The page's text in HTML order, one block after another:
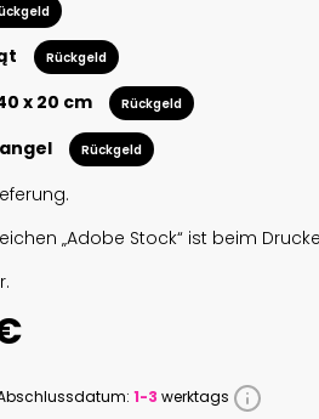
Rückgeld
x 20 cm Rückgeld
Rückgeld
„Adobe Stock“ ist beim
1-3 werktags